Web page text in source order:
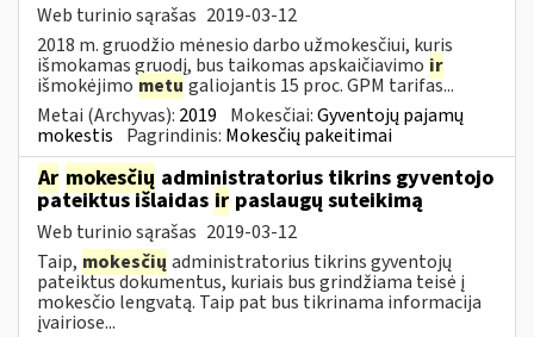
Web turinio sąrašas 2019-03-12
2018 m. gruodžio mėnesio darbo užmokesčiui, kuris
išmokamas gruodį, bus taikomas apskaičiavimo ir
išmokėjimo metu galiojantis 15 proc. GPM tarifas...
Metai (Archyvas): 2019 Mokesčiai:Gyventojų pajamų
mokestis Pagrindinis: Mokesčių pakeitimai
Ar mokesčių administratorius tikrins gyventojo
pateiktus išlaidas ir paslaugų suteikimą
Web turinio sąrašas 2019-03-12
Taip, mokesčių administratorius tikrins gyventojų
pateiktus dokumentus, kuriais bus grindžiama teisė į
mokesčio lengvatą. Taip pat bus tikrinama informacija
įvairiose...